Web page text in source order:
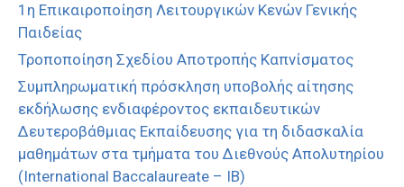
1η Επικαιροποίηση Λειτουργικών Κενών Γενικής
Παιδείας
Τροποποίηση Σχεδίου Αποτροπής Καπνίσματος
Συμπληρωματική πρόσκληση υποβολής αίτησης
εκδήλωσης ενδιαφέροντος εκπαιδευτικών
Δευτεροβάθμιας Εκπαίδευσης για τη διδασκαλία
μαθημάτων στα τμήματα του Διεθνούς Απολυτηρίου
(International Baccalaureate – IB)